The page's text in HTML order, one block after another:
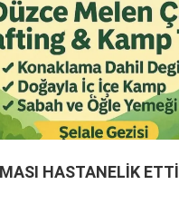
HASTANELİK ETTİ